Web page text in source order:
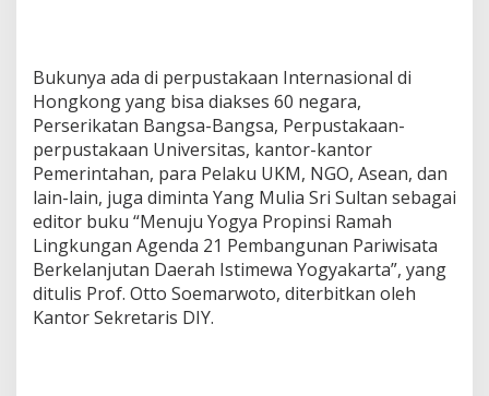
Bukunya ada di perpustakaan Internasional di
Hongkong yang bisa diakses 60 negara,
Perserikatan Bangsa-Bangsa, Perpustakaan-
perpustakaan Universitas, kantor-kantor
Pemerintahan, para Pelaku UKM, NGO, Asean, dan
lain-lain, juga diminta Yang Mulia Sri Sultan sebagai
editor buku “Menuju Yogya Propinsi Ramah
Lingkungan Agenda 21 Pembangunan Pariwisata
Berkelanjutan Daerah Istimewa Yogyakarta”, yang
ditulis Prof. Otto Soemarwoto, diterbitkan oleh
Kantor Sekretaris DIY.